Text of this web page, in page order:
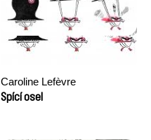
Caroline Lefèvre
Spící osel